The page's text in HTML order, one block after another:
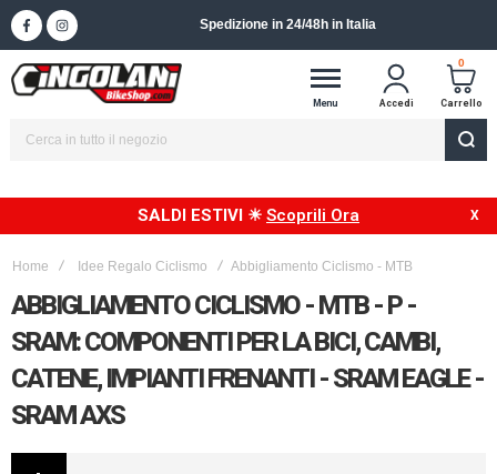
Spedizione in 24/48h in Italia
Menu Accedi
0
Carrello
SALDI ESTIVI ☀ Scoprili Ora
Home Idee Regalo Ciclismo Abbigliamento Ciclismo - MTB
ABBIGLIAMENTO CICLISMO - MTB - P -
SRAM: COMPONENTI PER LA BICI, CAMBI,
CATENE, IMPIANTI FRENANTI - SRAM EAGLE -
SRAM AXS